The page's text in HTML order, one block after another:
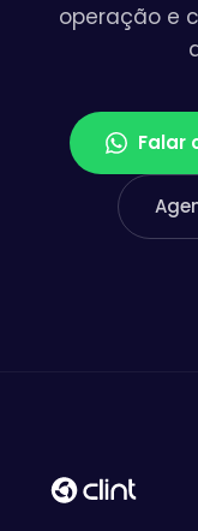
operação e
Falar